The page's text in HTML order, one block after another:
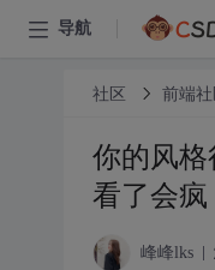
导航
社区 前端社
你的风
看了会疯
峰峰lks